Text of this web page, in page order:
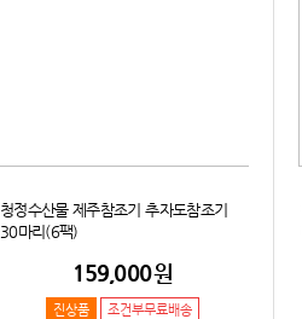
청정수산물 제주참조기 추자도참조기
30마리(6팩)
159,000원
진상품 조건부무료배송